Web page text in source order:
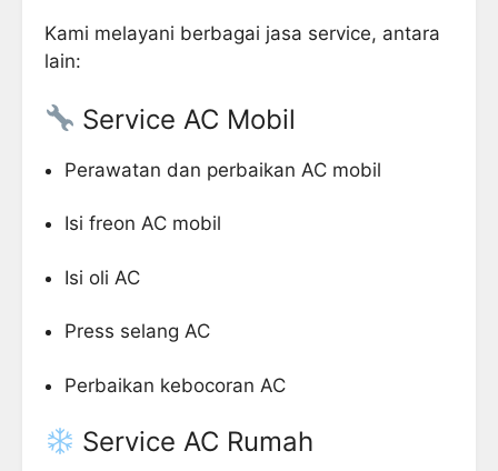
Kami melayani berbagai jasa service, antara
lain:
Service AC Mobil
Perawatan dan perbaikan AC mobil
Isi freon AC mobil
Isi oli AC
Press selang AC
Perbaikan kebocoran AC
Service AC Rumah